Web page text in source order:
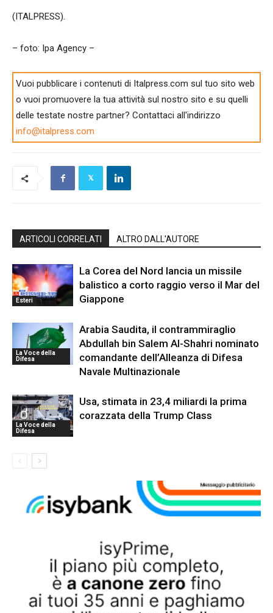
(ITALPRESS).
– foto: Ipa Agency –
Vuoi pubblicare i contenuti di Italpress.com sul tuo sito web
o vuoi promuovere la tua attività sul nostro sito e su quelli
delle testate nostre partner? Contattaci all'indirizzo
info@italpress.com
ARTICOLI CORRELATI ALTRO DALL'AUTORE
Esteri
La Corea del Nord lancia un missile
balistico a corto raggio verso il Mar del
Giappone
La Voce della
Difesa
Arabia Saudita, il contrammiraglio
Abdullah bin Salem Al-Shahri nominato
comandante dell’Alleanza di Difesa
Navale Multinazionale
La Voce della
Difesa
Usa, stimata in 23,4 miliardi la prima
corazzata della Trump Class